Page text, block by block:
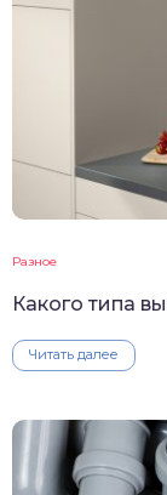
Разное
Какого типа
Читать далее